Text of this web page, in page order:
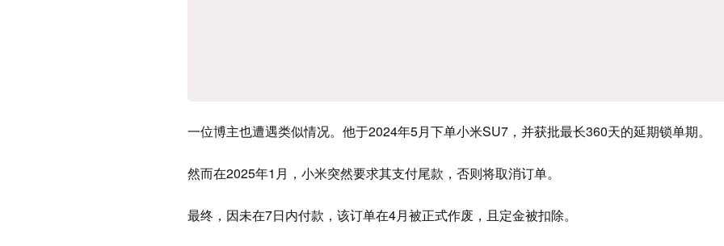
一位博主也遭遇类似情况。他于2024年5月下单小米SU7，并获批最长360天的延期锁单期。
然而在2025年1月，小米突然要求其支付尾款，否则将取消订单。
最终，因未在7日内付款，该订单在4月被正式作废，且定金被扣除。